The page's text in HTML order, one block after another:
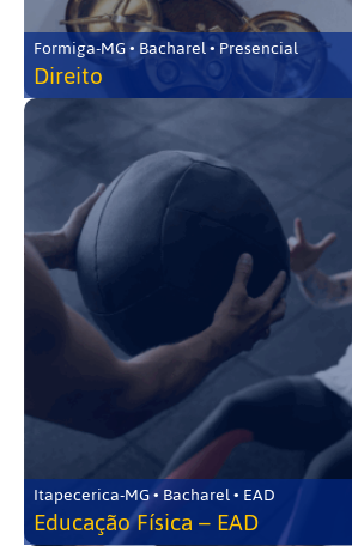
Formiga-MG • Bacharel • Presencial
Direito
Itapecerica-MG • Bacharel • EAD
Educação Física – EAD